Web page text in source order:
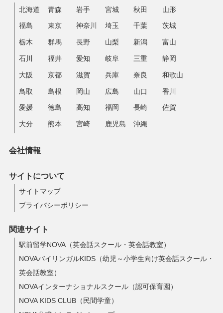
北海道 青森 岩手 宮城 秋田 山形
福島 東京 神奈川 埼玉 千葉 茨城
栃木 群馬 長野 山梨 新潟 富山
石川 福井 愛知 岐阜 三重 静岡
大阪 京都 滋賀 兵庫 奈良 和歌山
鳥取 島根 岡山 広島 山口 香川
愛媛 徳島 高知 福岡 長崎 佐賀
大分 熊本 宮崎 鹿児島 沖縄
会社情報
サイトについて
サイトマップ
プライバシーポリシー
関連サイト
駅前留学NOVA（英会話スクール・英会話教室）
NOVAバイリンガルKIDS（幼児～小学生向け英会話スクール・
英会話教室）
NOVAインターナショナルスクール（認可保育園）
NOVA KIDS CLUB（民間学童）